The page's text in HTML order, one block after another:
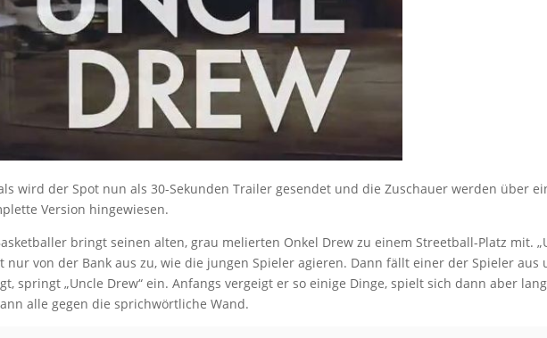
wird der Spot nun als 30-Sekunden Trailer gesendet und die Zuschauer werden über
Version hingewiesen.
bringt seinen alten, grau melierten Onkel Drew zu einem Streetball-Platz mit.
nur von der Bank aus zu, wie die jungen Spieler agieren. Dann fällt einer der Spieler aus
springt „Uncle Drew“ ein. Anfangs vergeigt er so einige Dinge, spielt sich dann aber
alle gegen die sprichwörtliche Wand.